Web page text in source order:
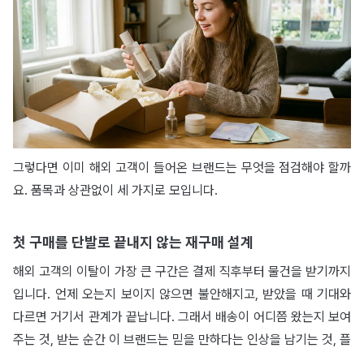
그렇다면 이미 해외 고객이 들어온 브랜드는 무엇을 점검해야 할까
요. 품목과 상관없이 세 가지로 모입니다.
첫 구매를 단발로 끝내지 않는 재구매 설계
해외 고객의 이탈이 가장 큰 구간은 결제 직후부터 물건을 받기까지
입니다. 언제 오는지 보이지 않으면 불안해지고, 받았을 때 기대와
다르면 거기서 관계가 끝납니다. 그래서 배송이 어디쯤 왔는지 보여
주는 것, 받는 순간 이 브랜드는 믿을 만하다는 인상을 남기는 것, 플